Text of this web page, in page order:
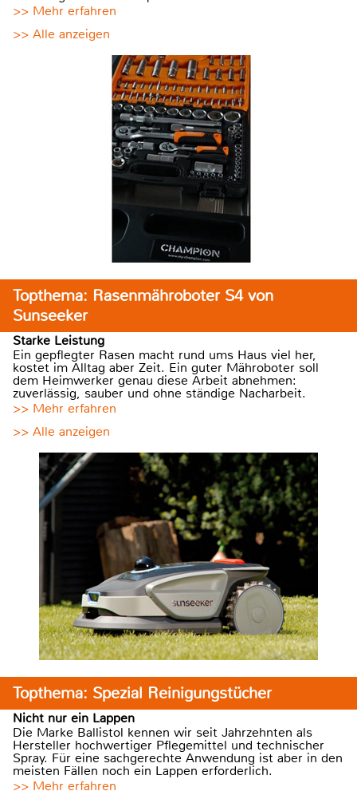
>> Mehr erfahren
>> Alle anzeigen
Topthema: Rasenmähroboter S4 von
Sunseeker
Starke Leistung
Ein gepflegter Rasen macht rund ums Haus viel her,
kostet im Alltag aber Zeit. Ein guter Mähroboter soll
dem Heimwerker genau diese Arbeit abnehmen:
zuverlässig, sauber und ohne ständige Nacharbeit.
>> Mehr erfahren
>> Alle anzeigen
Topthema: Spezial Reinigungstücher
Nicht nur ein Lappen
Die Marke Ballistol kennen wir seit Jahrzehnten als
Hersteller hochwertiger Pflegemittel und technischer
Spray. Für eine sachgerechte Anwendung ist aber in den
meisten Fällen noch ein Lappen erforderlich.
>> Mehr erfahren